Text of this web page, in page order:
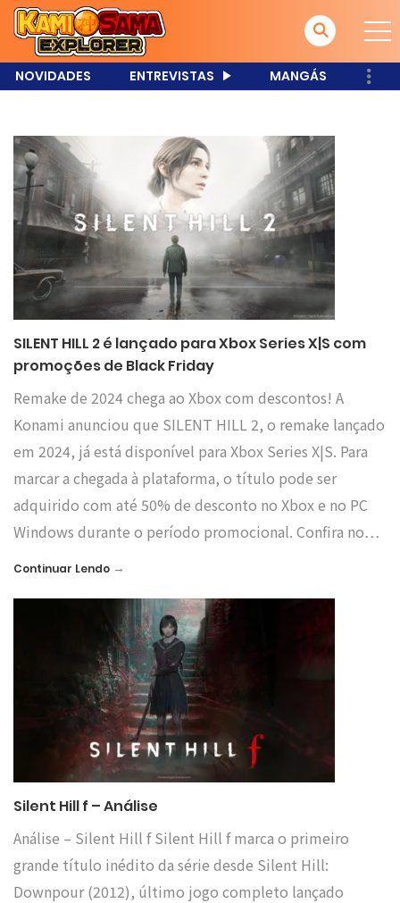
NOVIDADES ENTREVISTAS MANGÁS
SILENT HILL 2 é lançado para Xbox Series X|S com
promoções de Black Friday
Remake de 2024 chega ao Xbox com descontos! A
Konami anunciou que SILENT HILL 2, o remake lançado
em 2024, já está disponível para Xbox Series X|S. Para
marcar a chegada à plataforma, o título pode ser
adquirido com até 50% de desconto no Xbox e no PC
Windows durante o período promocional. Confira no…
Continuar Lendo →
Silent Hill f – Análise
Análise – Silent Hill f Silent Hill f marca o primeiro
grande título inédito da série desde Silent Hill:
Downpour (2012), último jogo completo lançado